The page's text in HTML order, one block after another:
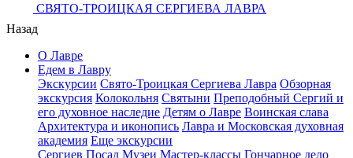
СВЯТО-ТРОИЦКАЯ СЕРГИЕВА ЛАВРА
Назад
О Лавре
Едем в Лавру
Экскурсии Свято-Троицкая Сергиева Лавра Обзорная
экскурсия Колокольня Святыни Преподобный Сергий и
его духовное наследие Детям о Лавре Воинская слава
Архитектура и иконопись Лавра и Московская духовная
академия Еще экскурсии
Сергиев Посад Музеи Мастер-классы Гончарное дело